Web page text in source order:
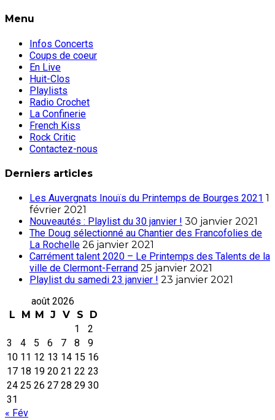
Menu
Infos Concerts
Coups de coeur
En Live
Huit-Clos
Playlists
Radio Crochet
La Confinerie
French Kiss
Rock Critic
Contactez-nous
Derniers articles
Les Auvergnats Inouïs du Printemps de Bourges 2021 1
février 2021
Nouveautés : Playlist du 30 janvier ! 30 janvier 2021
The Doug sélectionné au Chantier des Francofolies de
La Rochelle 26 janvier 2021
Carrément talent 2020 – Le Printemps des Talents de la
ville de Clermont-Ferrand 25 janvier 2021
Playlist du samedi 23 janvier ! 23 janvier 2021
août 2026
L
M M J V S
D
1
2
3
4 5 6 7 8
9
10 11 12 13 14 15 16
17 18 19 20 21 22 23
24 25 26 27 28 29 30
31
« Fév